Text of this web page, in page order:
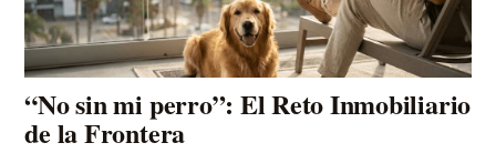
“No sin mi perro”: El Reto Inmobiliario
de la Frontera